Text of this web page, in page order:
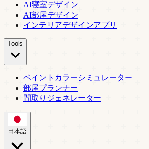
AI寝室デザイン
AI部屋デザイン
インテリアデザインアプリ
Tools
ペイントカラーシミュレーター
部屋プランナー
間取りジェネレーター
日本語